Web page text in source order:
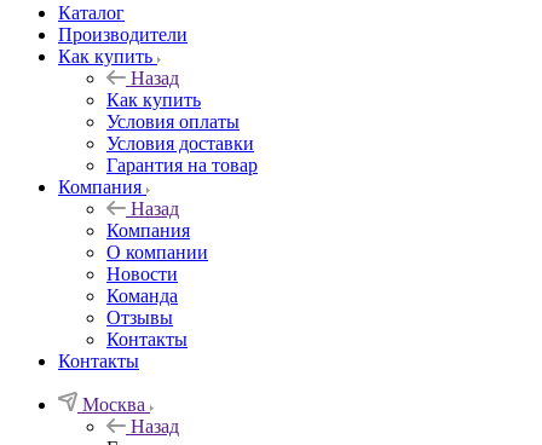
Каталог
Производители
Как купить
Назад
Как купить
Условия оплаты
Условия доставки
Гарантия на товар
Компания
Назад
Компания
О компании
Новости
Команда
Отзывы
Контакты
Контакты
Москва
Назад